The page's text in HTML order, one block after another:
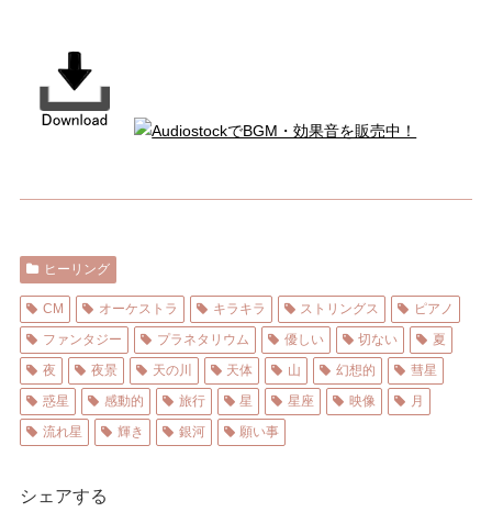
ヒーリング
CM オーケストラ キラキラ ストリングス
ピアノ
ファンタジー
プラネタリウム 優しい 切ない
夏
夜
夜景 天の川 天体 山 幻想的
彗星
惑星
感動的 旅行 星 星座 映像
月
流れ星
輝き 銀河 願い事
シェアする